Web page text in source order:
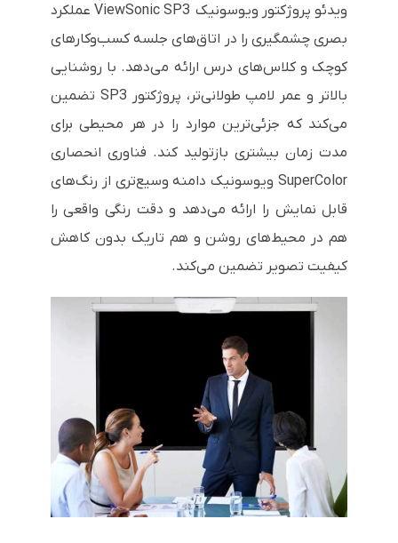
ویدئو پروژکتور ویوسونیک ViewSonic SP3 عملکرد
بصری چشمگیری را در اتاق‌های جلسه کسب‌وکارهای
کوچک و کلاس‌های درس ارائه می‌دهد. با روشنایی
بالاتر و عمر لامپ طولانی‌تر، پروژکتور SP3 تضمین
می‌کند که جزئی‌ترین موارد را در هر محیطی برای
مدت زمان بیشتری بازتولید کند. فناوری انحصاری
SuperColor ویوسونیک دامنه وسیع‌تری از رنگ‌های
قابل نمایش را ارائه می‌دهد و دقت رنگی واقعی را
هم در محیط‌های روشن و هم تاریک بدون کاهش
کیفیت تصویر تضمین می‌کند.